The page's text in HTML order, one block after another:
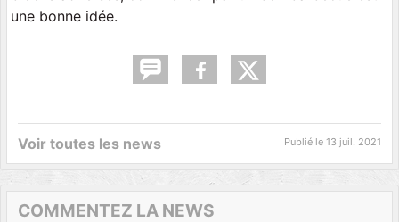
une bonne idée.
Voir toutes les news Publié le 13 juil. 2021
COMMENTEZ LA NEWS